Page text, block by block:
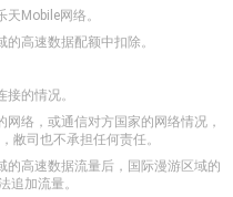
Mobile网络。
高速数据配额中扣除。
的情况。
络，或通信对方国家的网络情况，
敝司也不承担任何责任。
高速数据流量后，国际漫游区域的
追加流量。